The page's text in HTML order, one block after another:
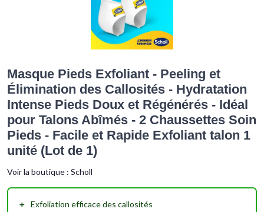
Masque Pieds Exfoliant - Peeling et
Élimination des Callosités - Hydratation
Intense Pieds Doux et Régénérés - Idéal
pour Talons Abîmés - 2 Chaussettes Soin
Pieds - Facile et Rapide Exfoliant talon 1
unité (Lot de 1)
Voir la boutique : Scholl
＋ Exfoliation efficace des callosités